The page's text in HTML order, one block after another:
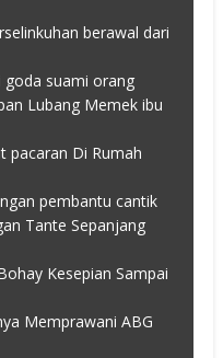
berawal dari
goda suami orang
Lubang Memek ibu
pacaran Di Rumah
pembantu cantik
Tante Sepanjang
Kesepian Sampai
Memprawani ABG